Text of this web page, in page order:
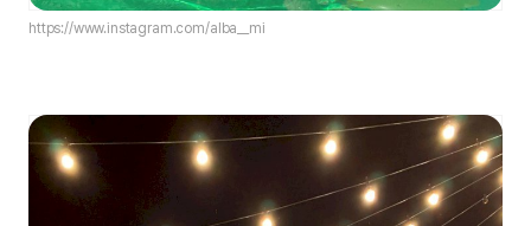
https://www.instagram.com/alba__mi